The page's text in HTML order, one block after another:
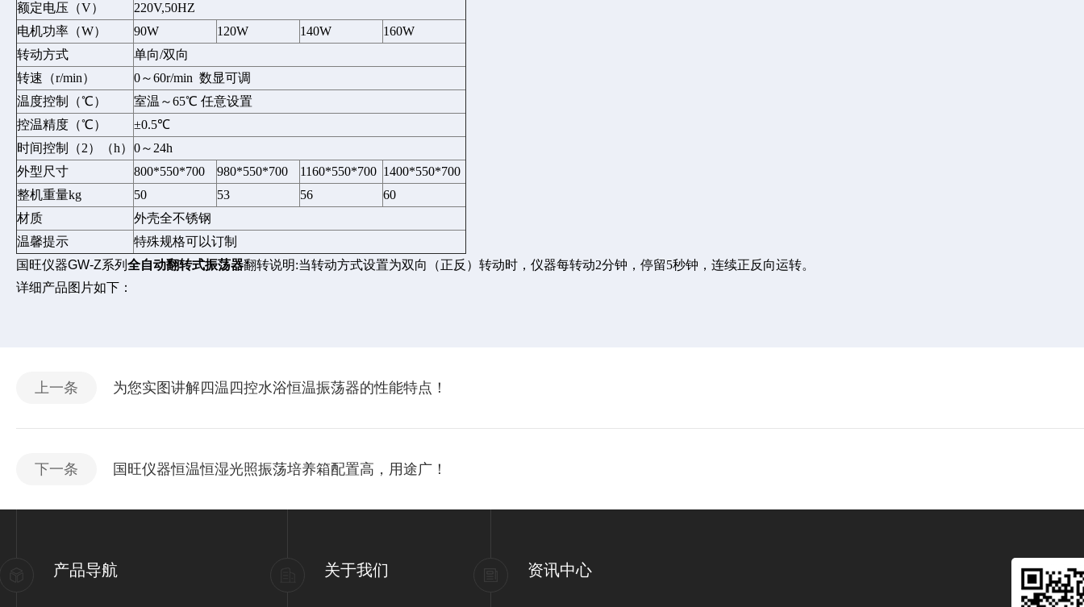
额定电压（V）
220V,50HZ
电机功率（W）
90W 120W 140W
160W
转动方式
单向/双向
转速（r/min）
0～60r/min 数显可调
温度控制（℃）
室温～65℃ 任意设置
控温精度（℃）
±0.5℃
时间控制（2）（h） 0～24h
外型尺寸
800*550*700 980*550*700 1160*550*700 1400*550*700
整机重量kg
50 53 56
60
材质
外壳全不锈钢
温馨提示
特殊规格可以订制
国旺仪器GW-Z系列 全自动翻转式振荡器翻转说明:当转动方式设置为双向（正反）转动时，仪器每转动2分钟，停留5秒钟，连续正反向运转。
详细产品图片如下：
上一条 为您实图讲解四温四控水浴恒温振荡器的性能特点！
下一条 国旺仪器恒温恒湿光照振荡培养箱配置高，用途广！
产品导航 关于我们 资讯中心